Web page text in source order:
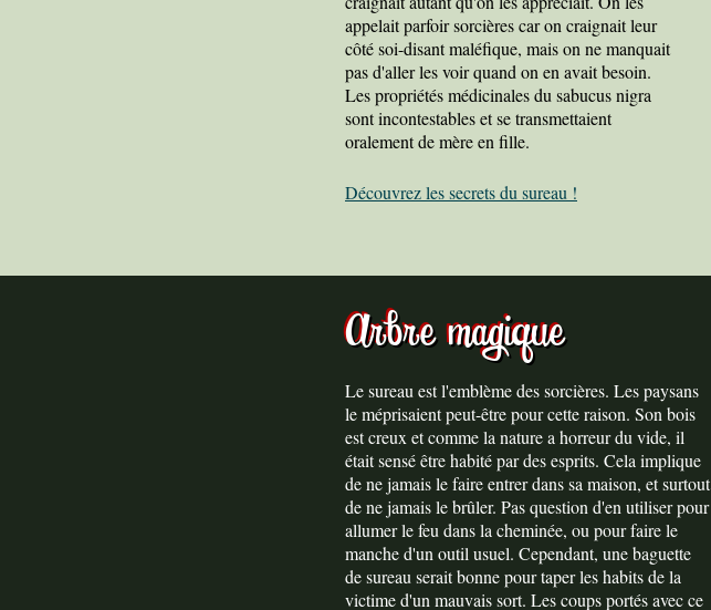
appelait parfoir sorcières car on craignait leur
côté soi-disant maléfique, mais on ne manquait
pas d'aller les voir quand on en avait besoin.
Les propriétés médicinales du sabucus nigra
sont incontestables et se transmettaient
oralement de mère en fille.
Découvrez les secrets du sureau !
Arbre magique
Le sureau est l'emblème des sorcières. Les paysans
le méprisaient peut-être pour cette raison. Son bois
est creux et comme la nature a horreur du vide, il
était sensé être habité par des esprits. Cela implique
de ne jamais le faire entrer dans sa maison, et surtout
de ne jamais le brûler. Pas question d'en utiliser pour
allumer le feu dans la cheminée, ou pour faire le
manche d'un outil usuel. Cependant, une baguette
de sureau serait bonne pour taper les habits de la
victime d'un mauvais sort. Les coups portés avec ce